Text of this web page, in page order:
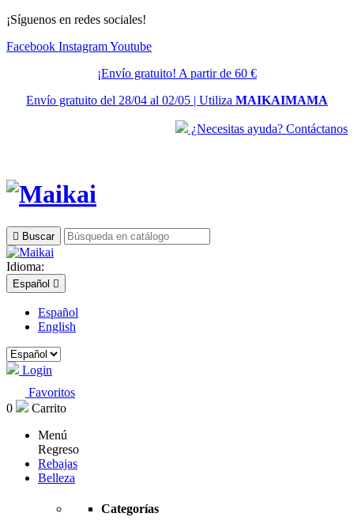
¡Síguenos en redes sociales!
Facebook InstagramYoutube
¡Envío gratuito! A partir de 60 €
Envío gratuito del 28/04 al 02/05 | Utiliza MAIKAIMAMA
¿Necesitas ayuda? Contáctanos
 Buscar
Idioma:
Español 
Español
English
Login
Favoritos
0
Carrito
Menú
Regreso
Rebajas
Belleza
Categorías